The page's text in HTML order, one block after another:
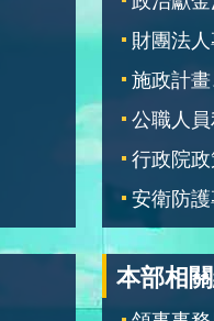
財團法人
施政計
公職人
行政院
安衛防護
本部相